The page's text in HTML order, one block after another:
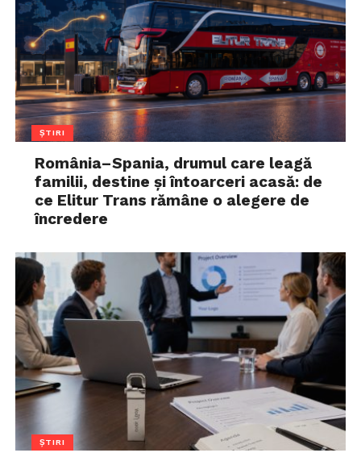
ȘTIRI
România–Spania, drumul care leagă
familii, destine și întoarceri acasă: de
ce Elitur Trans rămâne o alegere de
încredere
ȘTIRI